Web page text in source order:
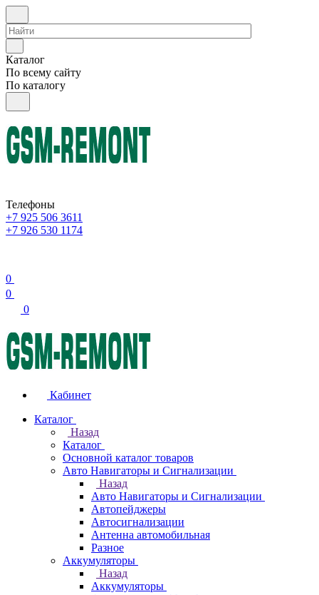
Каталог
По всему сайту
По каталогу
Телефоны
+7 925 506 3611
+7 926 530 1174
0
0
0
Кабинет
Каталог
Назад
Каталог
Основной каталог товаров
Авто Навигаторы и Сигнализации
Назад
Авто Навигаторы и Сигнализации
Автопейджеры
Автосигнализации
Антенна автомобильная
Разное
Аккумуляторы
Назад
Аккумуляторы